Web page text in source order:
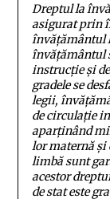
Dreptul la
asigurat prin
învățământul
învățământul
instrucție și
gradele se
legii,
de circulație
aparținând
lor maternă și
limbă sunt
acestor
de stat este